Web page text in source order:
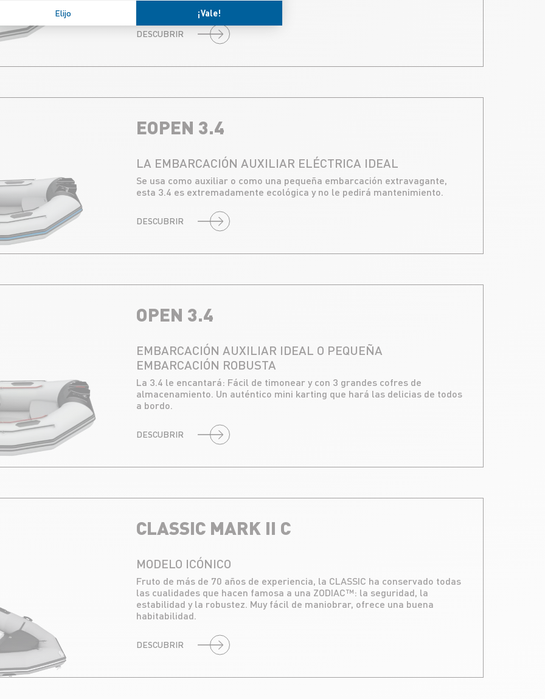
DESCUBRIR
EOPEN 3.4
LA EMBARCACIÓN AUXILIAR ELÉCTRICA IDEAL
Se usa como auxiliar o como una pequeña embarcación extravagante,
esta 3.4 es extremadamente ecológica y no le pedirá mantenimiento.
DESCUBRIR
OPEN 3.4
EMBARCACIÓN AUXILIAR IDEAL O PEQUEÑA
EMBARCACIÓN ROBUSTA
La 3.4 le encantará: Fácil de timonear y con 3 grandes cofres de
almacenamiento. Un auténtico mini karting que hará las delicias de todos
a bordo.
DESCUBRIR
CLASSIC MARK II C
MODELO ICÓNICO
Fruto de más de 70 años de experiencia, la CLASSIC ha conservado todas
las cualidades que hacen famosa a una ZODIAC™: la seguridad, la
estabilidad y la robustez. Muy fácil de maniobrar, ofrece una buena
habitabilidad.
DESCUBRIR
Elijo ¡Vale!